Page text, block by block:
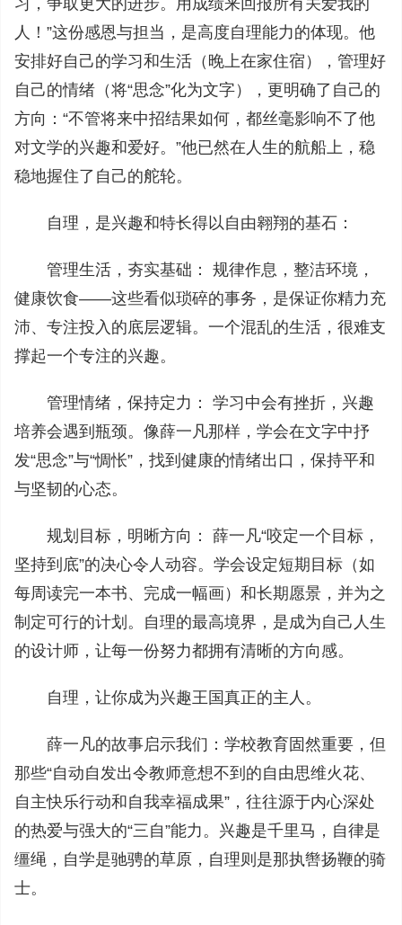
习，争取更大的进步。用成绩来回报所有关爱我的
人！”这份感恩与担当，是高度自理能力的体现。他
安排好自己的学习和生活（晚上在家住宿），管理好
自己的情绪（将“思念”化为文字），更明确了自己的
方向：“不管将来中招结果如何，都丝毫影响不了他
对文学的兴趣和爱好。”他已然在人生的航船上，稳
稳地握住了自己的舵轮。
自理，是兴趣和特长得以自由翱翔的基石：
管理生活，夯实基础： 规律作息，整洁环境，
健康饮食——这些看似琐碎的事务，是保证你精力充
沛、专注投入的底层逻辑。一个混乱的生活，很难支
撑起一个专注的兴趣。
管理情绪，保持定力： 学习中会有挫折，兴趣
培养会遇到瓶颈。像薛一凡那样，学会在文字中抒
发“思念”与“惆怅”，找到健康的情绪出口，保持平和
与坚韧的心态。
规划目标，明晰方向： 薛一凡“咬定一个目标，
坚持到底”的决心令人动容。学会设定短期目标（如
每周读完一本书、完成一幅画）和长期愿景，并为之
制定可行的计划。自理的最高境界，是成为自己人生
的设计师，让每一份努力都拥有清晰的方向感。
自理，让你成为兴趣王国真正的主人。
薛一凡的故事启示我们：学校教育固然重要，但
那些“自动自发出令教师意想不到的自由思维火花、
自主快乐行动和自我幸福成果”，往往源于内心深处
的热爱与强大的“三自”能力。兴趣是千里马，自律是
缰绳，自学是驰骋的草原，自理则是那执辔扬鞭的骑
士。